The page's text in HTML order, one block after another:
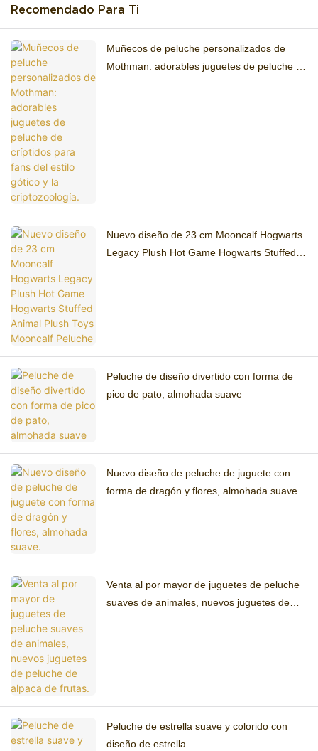
Recomendado Para Ti
Muñecos de peluche personalizados de
Mothman: adorables juguetes de peluche de
Nuevo diseño de 23 cm Mooncalf Hogwarts
Legacy Plush Hot Game Hogwarts Stuffed
Peluche de diseño divertido con forma de
pico de pato, almohada suave
Nuevo diseño de peluche de juguete con
forma de dragón y flores, almohada suave.
Venta al por mayor de juguetes de peluche
suaves de animales, nuevos juguetes de
Peluche de estrella suave y colorido con
diseño de estrella